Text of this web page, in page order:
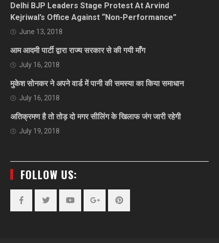
Delhi BJP Leaders Stage Protest At Arvind
Kejriwal’s Office Against “Non-Performance”
June 13, 2018
आम आदमी पार्टी द्वारा राज्य सरकार से की गयी माँग
July 16, 2018
मुकेश सोनकर ने अपने वार्ड में पानी की समस्या का किया समाधान
July 16, 2018
अतिक्रमण है तो तोड़ दो मगर सीलिंग के खिलाफ जंग जारी रहेगी
July 19, 2018
FOLLOW US: